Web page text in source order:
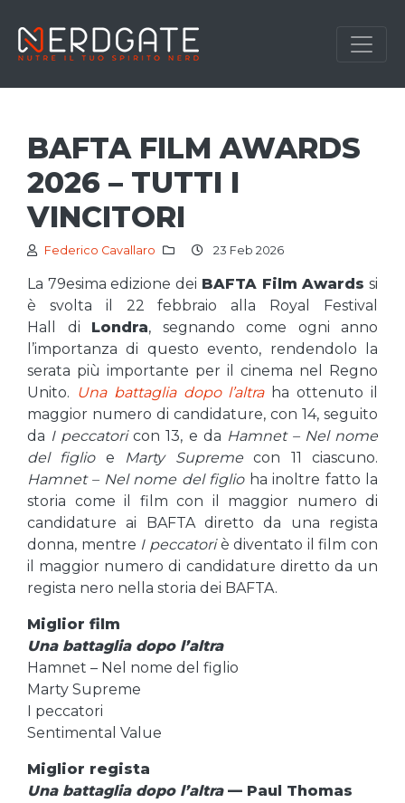
BAFTA FILM AWARDS
2026 – TUTTI I
VINCITORI
Federico Cavallaro 23 Feb 2026
La 79esima edizione dei BAFTA Film Awards si
è svolta il 22 febbraio alla Royal Festival
Hall di Londra, segnando come ogni anno
l’importanza di questo evento, rendendolo la
serata più importante per il cinema nel Regno
Unito. Una battaglia dopo l’altra ha ottenuto il
maggior numero di candidature, con 14, seguito
da I peccatoricon 13, e da Hamnet – Nel nome
del figlioe Marty Supremecon 11 ciascuno.
Hamnet – Nel nome del figlioha inoltre fatto la
storia come il film con il maggior numero di
candidature ai BAFTA diretto da una regista
donna, mentre I peccatoriè diventato il film con
il maggior numero di candidature diretto da un
regista nero nella storia dei BAFTA.
Miglior film
Una battaglia dopo l’altra
Hamnet – Nel nome del figlio
Marty Supreme
I peccatori
Sentimental Value
Miglior regista
Una battaglia dopo l’altra— Paul Thomas